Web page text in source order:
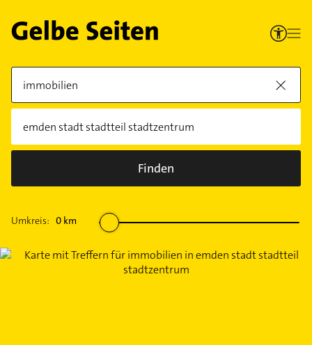
Finden
Umkreis: 0 km